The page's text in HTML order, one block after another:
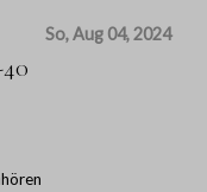
So, Aug 04, 2024